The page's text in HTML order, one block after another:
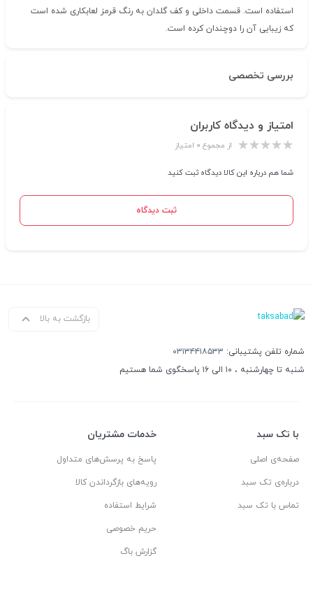
استفاده است. قسمت داخلی و کف گلدان به رنگ قرمز لعابکاری شده است
که زیبایی آن را دوچندان کرده است.
بررسی تخصصی
امتیاز و دیدگاه کاربران
از مجموع ۰ امتیاز
شما هم درباره این کالا دیدگاه ثبت کنید
ثبت دیدگاه
بازگشت به بالا
شماره تلفن پشتیبانی: ۰۳۱۳۴۴۱۸۵۳۳
شنبه تا چهارشنبه ، ۱۰ الی ۱۶ پاسخگوی شما هستیم
با تک سبد
صفحه‌ی اصلی
درباره‌ی تک سبد
تماس با تک سبد
خدمات مشتریان
پاسخ به پرسش‌های متداول
رویه‌های بازگرداندن کالا
شرایط استفاده
حریم خصوصی
گزارش باگ